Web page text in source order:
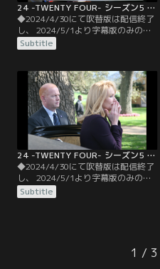
24 -TWENTY FOUR- シーズン5 第07話／字幕
◆2024/4/30にて吹替版は配信終了
し、 2024/5/1より字幕版のみの配
信となります。予めご了承くださ
い。◆字幕／第07話 1：00 P.M.-2：
サンソンから計画へ誘われたことを
自供。事態を察知したネイサンソン
は地下へ潜ってしまう。ジャックは
全てをCTUに委ね再び姿をくらまそ
うとするが…。
Subtitle
24 -TWENTY FOUR- シーズン5 第09話／字幕
◆2024/4/30にて吹替版は配信終了
し、 2024/5/1より字幕版のみの配
信となります。予めご了承くださ
い。◆字幕／第09話 3：00 P.M.-4：
よう命令。一方、テロの首謀者ビエ
ルコに追い詰められたネイサンソン
Subtitle
1